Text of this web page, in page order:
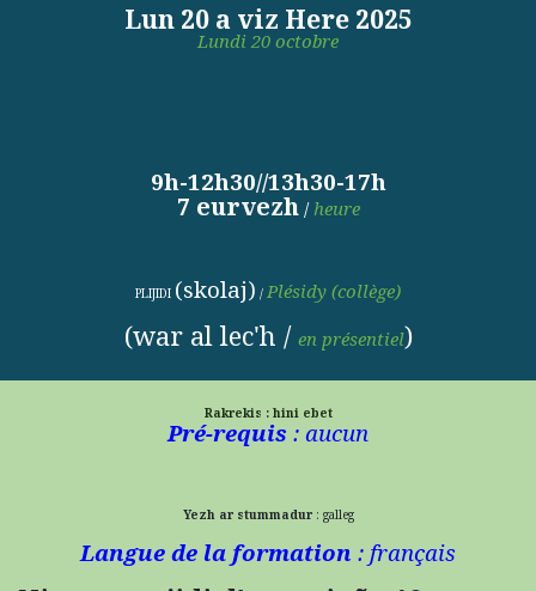
Lun 20 a viz Here 2025
Lundi 20 octobre
9h-12h30//13h30-17h
7 eurvezh/heure
PLIJIDI (skolaj) / Plésidy (collège)
(war al lec'h / en présentiel)
Rakrekis : hini ebet
Pré-requis : aucun
Yezh ar stummadur : galleg
Langue de la formation : français